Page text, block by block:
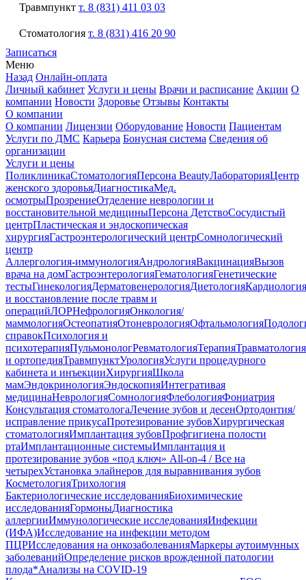
Травмпункт т. 8 (831) 411 03 03
Стоматология т. 8 (831) 416 20 90
Записаться
Меню
Назад Онлайн-оплата
Личный кабинет Услуги и цены Врачи и расписание Акции О
компании Новости Здоровье Отзывы Контакты
О компании
О компании Лицензии Оборудование Новости Пациентам
Услуги по ДМС Карьера Бонусная система Сведения об
организации
Услуги и цены
ПоликлиникаСтоматологияПерсона BeautyЛабораторияЦентр
женского здоровьяДиагностикаМед.
осмотрыПрозрениеОтделение неврологии и
восстановительной медициныПерсона ДетствоСосудистый
центрПластическая и эндоскопическая
хирургияГастроэнтерологический центрСомнологический
центр
Аллергология-иммунологияАндрологияВакцинацияВызов
врача на домГастроэнтерологияГематологияГенетические
тестыГинекологияДерматовенерологияДиетологияКардиология
и восстановление после травм и
операцийЛОРНефрологияОнкология/
маммологияОстеопатияОтоневрологияОфтальмология
справокПсихология и
психотерапияПульмонологРевматологияТерапияТравматология
и ортопедияТравмпунктУрологияУслуги процедурного
кабинета и инъекцииХирургияШкола
мамЭндокринологияЭндоскопияИнтегративая
медицинаНеврологияСомнологияФлебологияФониатрия
Консультация стоматологаЛечение зубов и десенОртодонтия/
исправление прикусаПротезирование зубовХирургическая
стоматологияИмплантация зубовПрофгигиена полости
ртаИмплантационные системыИмплантация и
протезирование зубов «под ключ» All-on-4 / Все на
четырехУстановка элайнеров для выравнивания зубов
КосметологияТрихология
Бактериологические исследованияБиохимические
исследованияГормоныДиагностика
аллергииИммунологические исследованияИнфекции
(ИФА)Исследование на инфекции методом
ПЦРИсследования на онкозаболеванияМаркеры аутоимунных
заболеванийОпределение рисков врожденной патологии
плода*Анализы на COVID-19